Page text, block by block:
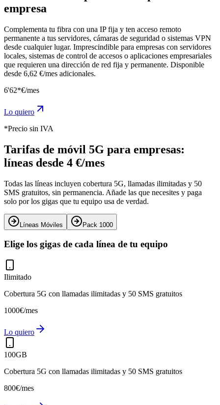
empresa
Complementa tu fibra con una IP fija y ten acceso remoto
permanente a tus servidores, cámaras de seguridad o sistemas VPN
desde cualquier lugar. Imprescindible para empresas con servidores
locales, sistemas de control de accesos o aplicaciones empresariales
que requieren una dirección de red fija y permanente. Disponible
desde 6,62 €/mes adicionales.
6'62*€/mes
Lo quiero
*Precio sin IVA
Tarifas de móvil 5G para empresas:
líneas desde 4 €/mes
Todas las líneas incluyen cobertura 5G, llamadas ilimitadas y 50
SMS gratuitos, sin permanencia. Añade las que necesites y paga
solo por los gigas que tu equipo usa de verdad.
Líneas Móviles Pack 1000
Elige los gigas de cada línea de tu equipo
Ilimitado
Cobertura 5G con llamadas ilimitadas y 50 SMS gratuitos
1000€/mes
Lo quiero
100GB
Cobertura 5G con llamadas ilimitadas y 50 SMS gratuitos
800€/mes